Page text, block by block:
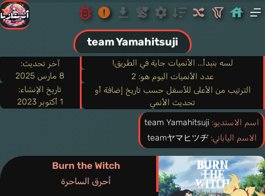
team Yamahitsuji
لسه بنبدأ... الأنميات جاية في الطريق!
عدد الأنميات اليوم هو: 2
الترتيب من الأعلى للأسفل حسب تاريخ إضافة أو
تحديث الأنمي
آخر تحديث:
8 مارس 2025
تاريخ الإنشاء:
1 أكتوبر 2023
اسم الاستديو:
الاسم الياباني: teamヤマヒツヂ
Burn the Witch
أحرق الساحرة